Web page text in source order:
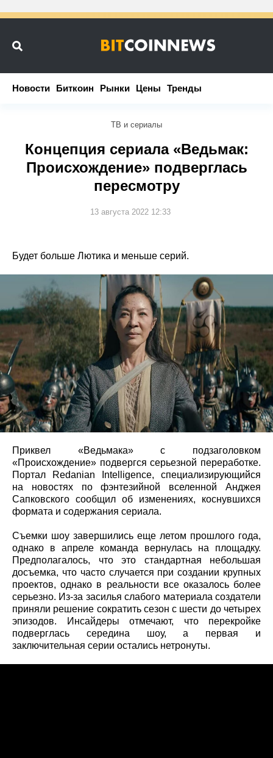
Новости Биткоин Рынки Цены Тренды
Новости Биткоин Рынки Цены Тренды
ТВ и сериалы
Концепция сериала «Ведьмак:
Происхождение» подверглась
пересмотру
13 августа 2022 12:33
Будет больше Лютика и меньше серий.
Приквел «Ведьмака» с подзаголовком
«Происхождение» подвергся серьезной переработке.
Портал Redanian Intelligence, специализирующийся
на новостях по фэнтезийной вселенной Анджея
Сапковского сообщил об изменениях, коснувшихся
формата и содержания сериала.
Съемки шоу завершились еще летом прошлого года,
однако в апреле команда вернулась на площадку.
Предполагалось, что это стандартная небольшая
досъемка, что часто случается при создании крупных
проектов, однако в реальности все оказалось более
серьезно. Из-за засилья слабого материала создатели
приняли решение сократить сезон с шести до четырех
эпизодов. Инсайдеры отмечают, что перекройке
подверглась середина шоу, а первая и
заключительная серии остались нетронуты.